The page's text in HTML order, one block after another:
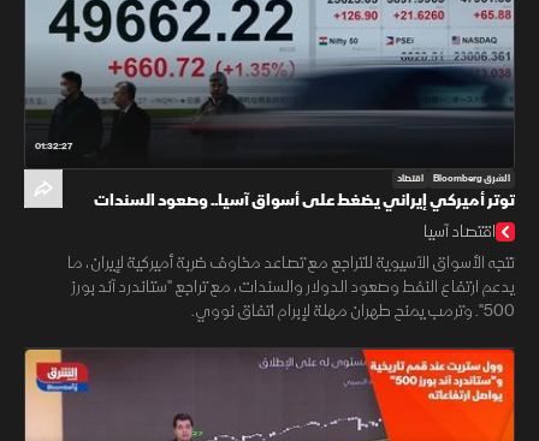
01:32:27
الشرق Bloomberg اقتصاد
توتر أميركي إيراني يضغط على أسواق آسيا.. وصعود السندات
الأميركية
اقتصاد آسيا
تتجه الأسواق الآسيوية للتراجع مع تصاعد مخاوف ضربة أميركية لإيران، ما
يدعم ارتفاع النفط وصعود الدولار والسندات، مع تراجع "ستاندرد آند بورز
500". وترمب يمنح طهران مهلة لإبرام اتفاق نووي.